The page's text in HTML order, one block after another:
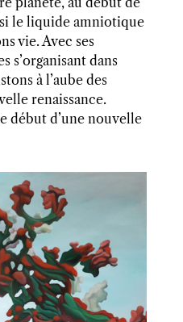
le liquide amniotique
vie. Avec ses
s’organisant dans
à l’aube des
renaissance.
début d’une nouvelle